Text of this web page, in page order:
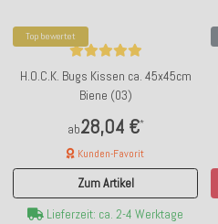
Top bewertet
H.O.C.K. Bugs Kissen ca. 45x45cm
Biene (03)
ab28,04 €*
Kunden-Favorit
Zum Artikel
Lieferzeit: ca. 2-4 Werktage